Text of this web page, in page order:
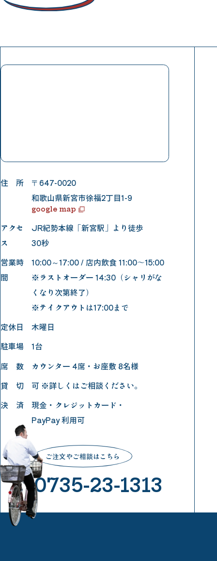
住 所
〒647-0020
和歌山県新宮市徐福2丁目1-9
google map
アクセ
ス
JR紀勢本線「新宮駅」より徒歩
30秒
営業時
間
10:00～17:00 / 店内飲食 11:00〜15:00
※ラストオーダー 14:30（シャリがな
くなり次第終了）
※テイクアウトは17:00まで
定休日
木曜日
駐車場
1台
席 数
カウンター 4席・お座敷 8名様
貸 切
可 ※詳しくはご相談ください。
決 済
現金・クレジットカード・
PayPay 利用可
ご注文やご相談はこちら
0735-23-1313